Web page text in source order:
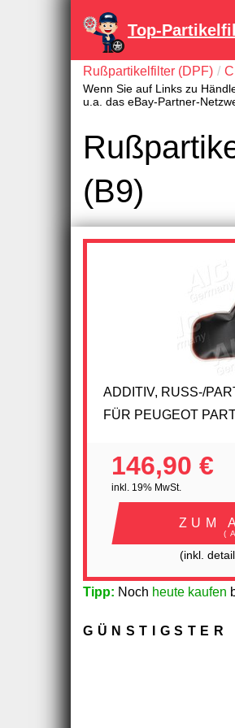
Top-
Rußpartikelfilter (DPF)
Wenn Sie auf Links zu
u.a. das eBay-Partner-
(B9)
ADDITIV, RUSS-/
FÜR PEUGEOT
146,90 €
inkl. 19% MwSt.
ZUM
(inkl.
Tipp: Noch heute kaufen
GÜNSTIGSTER